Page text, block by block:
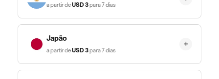
a partir deUSD3para 7 dias
Japão
a partir deUSD3para 7 dias